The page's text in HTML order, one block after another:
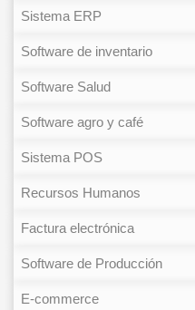
Sistema ERP
Software de inventario
Software Salud
Software agro y café
Sistema POS
Recursos Humanos
Factura electrónica
Software de Producción
E-commerce